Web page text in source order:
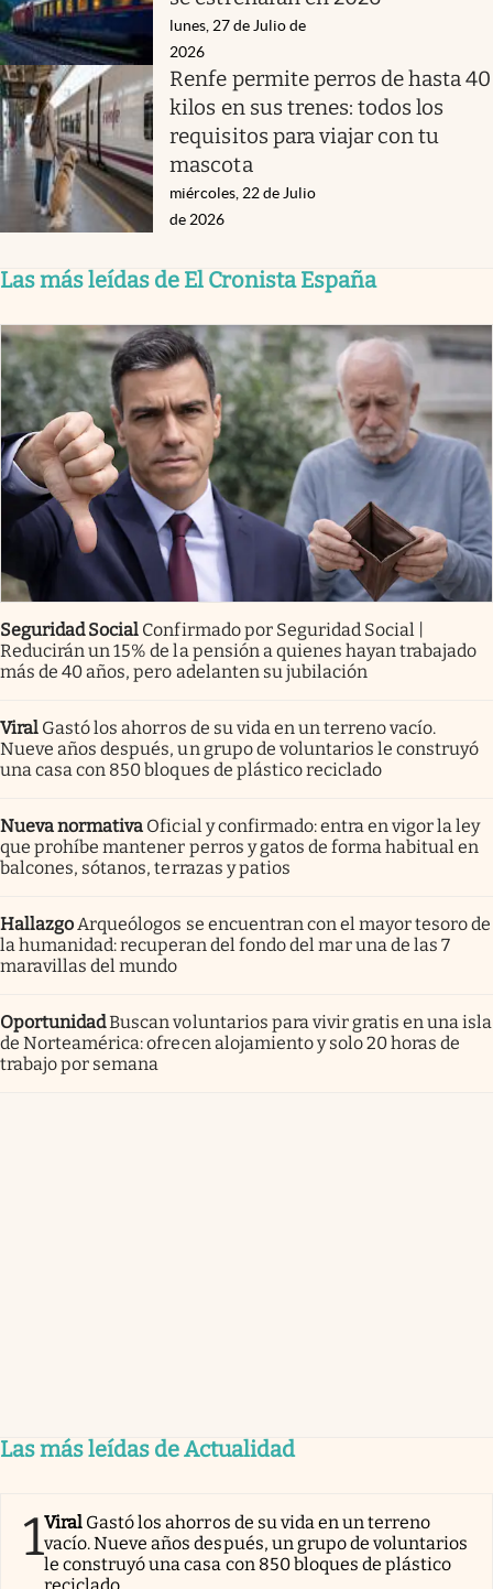
lunes, 27 de Julio de
2026
Renfe permite perros de hasta 40
kilos en sus trenes: todos los
requisitos para viajar con tu
mascota
miércoles, 22 de Julio
de 2026
Las más leídas de El Cronista España
Seguridad Social Confirmado por Seguridad Social |
Reducirán un 15% de la pensión a quienes hayan trabajado
más de 40 años, pero adelanten su jubilación
Viral Gastó los ahorros de su vida en un terreno vacío.
Nueve años después, un grupo de voluntarios le construyó
una casa con 850 bloques de plástico reciclado
Nueva normativa Oficial y confirmado: entra en vigor la ley
que prohíbe mantener perros y gatos de forma habitual en
balcones, sótanos, terrazas y patios
Hallazgo Arqueólogos se encuentran con el mayor tesoro de
la humanidad: recuperan del fondo del mar una de las 7
maravillas del mundo
OportunidadBuscan voluntarios para vivir gratis en una isla
de Norteamérica: ofrecen alojamiento y solo 20 horas de
trabajo por semana
Las más leídas de Actualidad
1Viral Gastó los ahorros de su vida en un terreno
vacío. Nueve años después, un grupo de voluntarios
le construyó una casa con 850 bloques de plástico